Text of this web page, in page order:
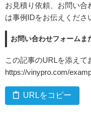
お見積り依頼、お問い合
は事例IDをお伝えくださ
お問い合わせフォームま
この記事のURLを添えて
https://vinypro.com/
URLをコピー